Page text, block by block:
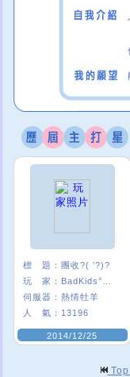
標 題： 團收?( ’?)?
玩 家：
伺服器： 熱情牡羊
人 氣： 13196
2014/12/25